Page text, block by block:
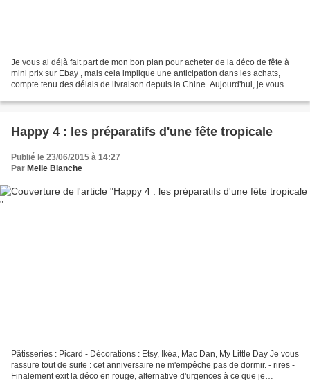
Je vous ai déjà fait part de mon bon plan pour acheter de la déco de fête à
mini prix sur Ebay , mais cela implique une anticipation dans les achats,
compte tenu des délais de livraison depuis la Chine. Aujourd'hui, je vous
Happy 4 : les préparatifs d'une fête tropicale
Publié le 23/06/2015 à 14:27
Par Melle Blanche
Pâtisseries : Picard - Décorations : Etsy, Ikéa, Mac Dan, My Little Day Je vous
rassure tout de suite : cet anniversaire ne m'empêche pas de dormir. - rires -
Finalement exit la déco en rouge, alternative d'urgences à ce que je